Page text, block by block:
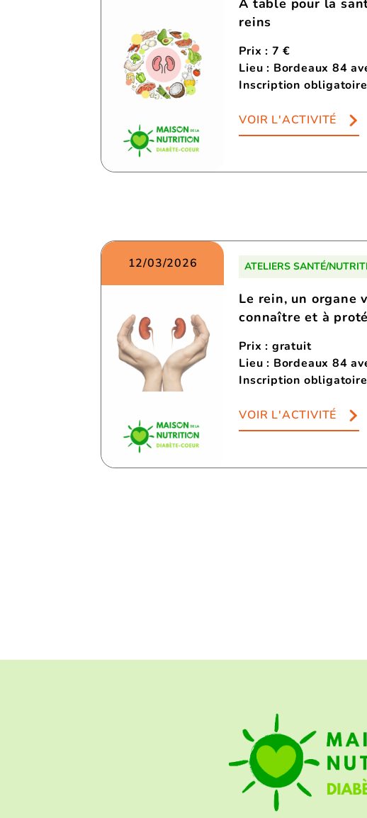
reins
Prix : 7 €
Lieu : Bordeaux 84
Inscription obligatoire
VOIR L'ACTIVITÉ
12/03/2026 ATELIERS SANTÉ/
Le rein, un organe
connaître et à
Prix : gratuit
Lieu : Bordeaux 84
Inscription obligatoire
VOIR L'ACTIVITÉ